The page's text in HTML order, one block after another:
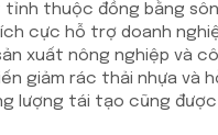
tỉnh thuộc đồng bằng
cực hỗ trợ doanh
xuất nông nghiệp và
giảm rác thải nhựa và
lượng tái tạo cũng